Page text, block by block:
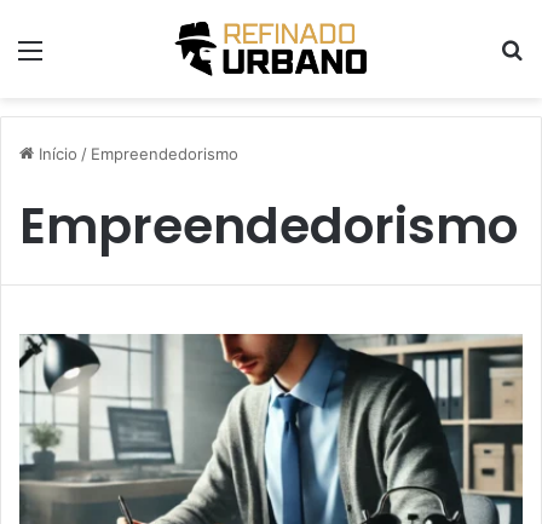
Início / Empreendedorismo
Empreendedorismo